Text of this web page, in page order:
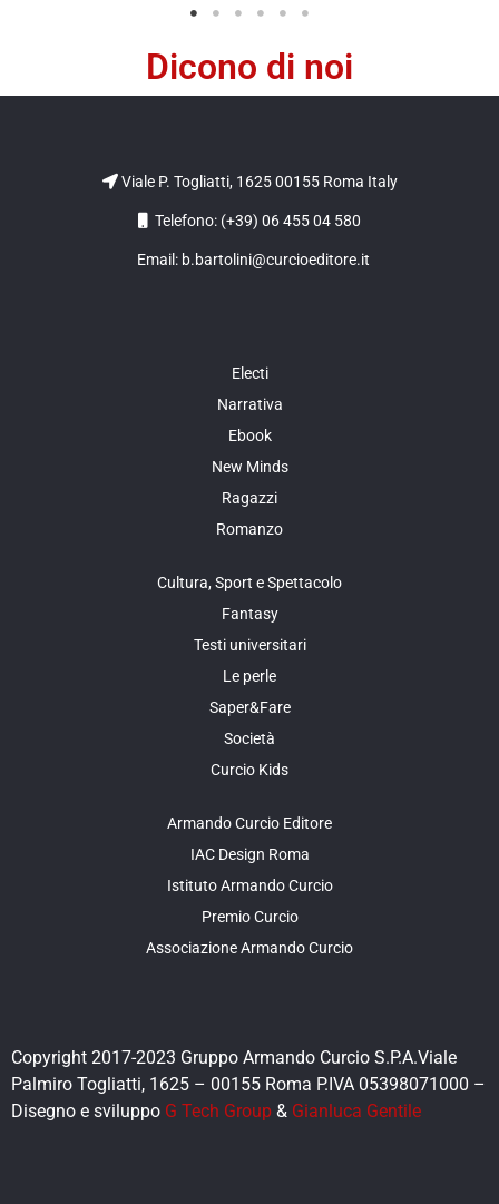
Dicono di noi
Viale P. Togliatti, 1625 00155 Roma Italy
Telefono: (+39) 06 455 04 580
Email: b.bartolini@curcioeditore.it
Electi
Narrativa
Ebook
New Minds
Ragazzi
Romanzo
Cultura, Sport e Spettacolo
Fantasy
Testi universitari
Le perle
Saper&Fare
Società
Curcio Kids
Armando Curcio Editore
IAC Design Roma
Istituto Armando Curcio
Premio Curcio
Associazione Armando Curcio
Copyright 2017-2023 Gruppo Armando Curcio S.P.A.Viale
Palmiro Togliatti, 1625 – 00155 Roma P.IVA 05398071000 –
Disegno e sviluppo G Tech Group & Gianluca Gentile